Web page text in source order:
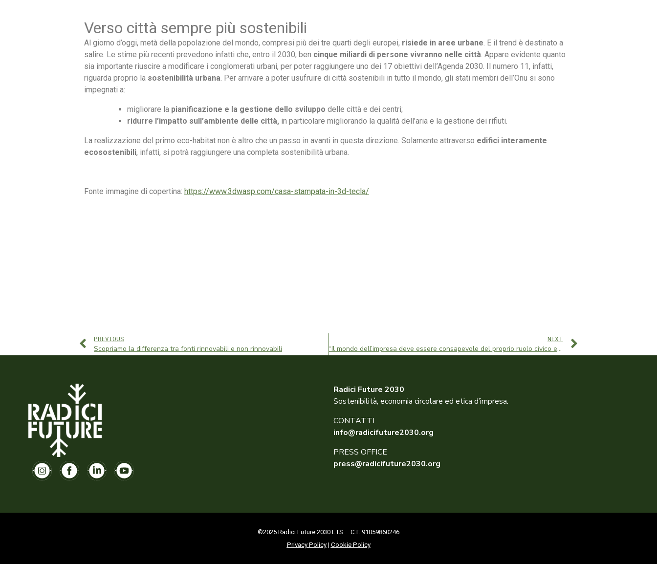
Verso città sempre più sostenibili
Al giorno d’oggi, metà della popolazione del mondo, compresi più dei tre quarti degli europei, risiede in aree urbane . E il trend è destinato a
salire. Le stime più recenti prevedono infatti che, entro il 2030, ben cinque miliardi di persone vivranno nelle città . Appare evidente quanto
sia importante riuscire a modificare i conglomerati urbani, per poter raggiungere uno dei 17 obiettivi dell’Agenda 2030. Il numero 11, infatti,
riguarda proprio la sostenibilità urbana . Per arrivare a poter usufruire di città sostenibili in tutto il mondo, gli stati membri dell’Onu si sono
impegnati a:
migliorare la pianificazione e la gestione dello sviluppo delle città e dei centri;
ridurre l’impatto sull’ambiente delle città, in particolare migliorando la qualità dell’aria e la gestione dei rifiuti.
La realizzazione del primo eco-habitat non è altro che un passo in avanti in questa direzione. Solamente attraverso edifici interamente
ecosostenibili, infatti, si potrà raggiungere una completa sostenibilità urbana.
Fonte immagine di copertina: https://www.3dwasp.com/casa-stampata-in-3d-tecla/
PREVIOUS
Scopriamo la differenza tra fonti rinnovabili e non rinnovabili
NEXT
“Il mondo dell’impresa deve essere consapevole del proprio ruolo civico e sociale”
Radici Future 2030
Sostenibilità, economia circolare ed etica d’impresa.
CONTATTI
info@radicifuture2030.org
PRESS OFFICE
press@radicifuture2030.org
©2025 Radici Future 2030 ETS – C.F. 91059860246
Privacy Policy| Cookie Policy